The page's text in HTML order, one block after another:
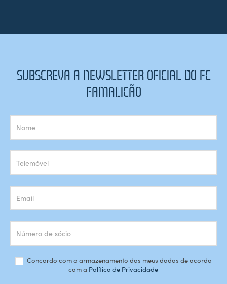
SUBSCREVA A NEWSLETTER OFICIAL DO FC
FAMALICÃO
Subscrição
Newsletter
Concordo com o armazenamento dos meus dados de acordo
com a Política de Privacidade